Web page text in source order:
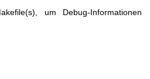
um Debug-Informationen